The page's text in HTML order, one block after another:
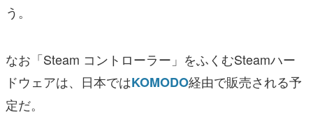
う。
なお「Steam コントローラー」をふくむSteamハー
ドウェアは、日本ではKOMODO経由で販売される予
定だ。